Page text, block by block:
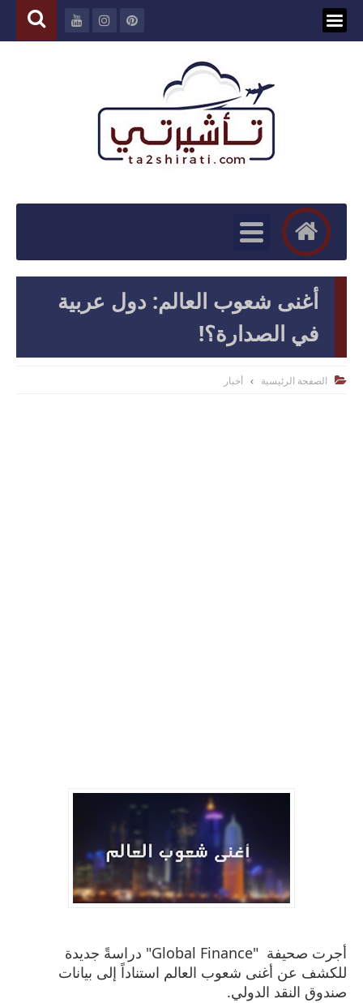
أغنى شعوب العالم: دول عربية
في الصدارة؟!
 الصفحة الرئيسية أخبار
أجرت صحيفة "Global Finance" دراسةً جديدة
للكشف عن أغنى شعوب العالم استناداً إلى بيانات
صندوق النقد الدولي.